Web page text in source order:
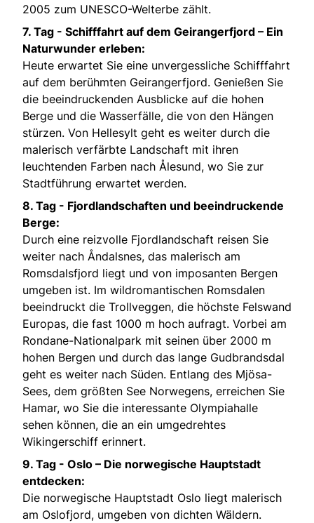
2005 zum UNESCO-Welterbe zählt.
7. Tag - Schifffahrt auf dem Geirangerfjord – Ein
Naturwunder erleben:
Heute erwartet Sie eine unvergessliche Schifffahrt
auf dem berühmten Geirangerfjord. Genießen Sie
die beeindruckenden Ausblicke auf die hohen
Berge und die Wasserfälle, die von den Hängen
stürzen. Von Hellesylt geht es weiter durch die
malerisch verfärbte Landschaft mit ihren
leuchtenden Farben nach Ålesund, wo Sie zur
Stadtführung erwartet werden.
8. Tag - Fjordlandschaften und beeindruckende
Berge:
Durch eine reizvolle Fjordlandschaft reisen Sie
weiter nach Åndalsnes, das malerisch am
Romsdalsfjord liegt und von imposanten Bergen
umgeben ist. Im wildromantischen Romsdalen
beeindruckt die Trollveggen, die höchste Felswand
Europas, die fast 1000 m hoch aufragt. Vorbei am
Rondane-Nationalpark mit seinen über 2000 m
hohen Bergen und durch das lange Gudbrandsdal
geht es weiter nach Süden. Entlang des Mjösa-
Sees, dem größten See Norwegens, erreichen Sie
Hamar, wo Sie die interessante Olympiahalle
sehen können, die an ein umgedrehtes
Wikingerschiff erinnert.
9. Tag - Oslo – Die norwegische Hauptstadt
entdecken:
Die norwegische Hauptstadt Oslo liegt malerisch
am Oslofjord, umgeben von dichten Wäldern.